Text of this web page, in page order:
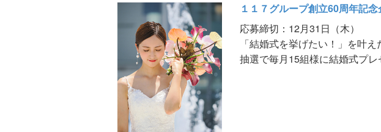
１１７グループ創立60周年記
応募締切：12月31日（木）
「結婚式を挙げたい！」を叶え
抽選で毎月15組様に結婚式プレ